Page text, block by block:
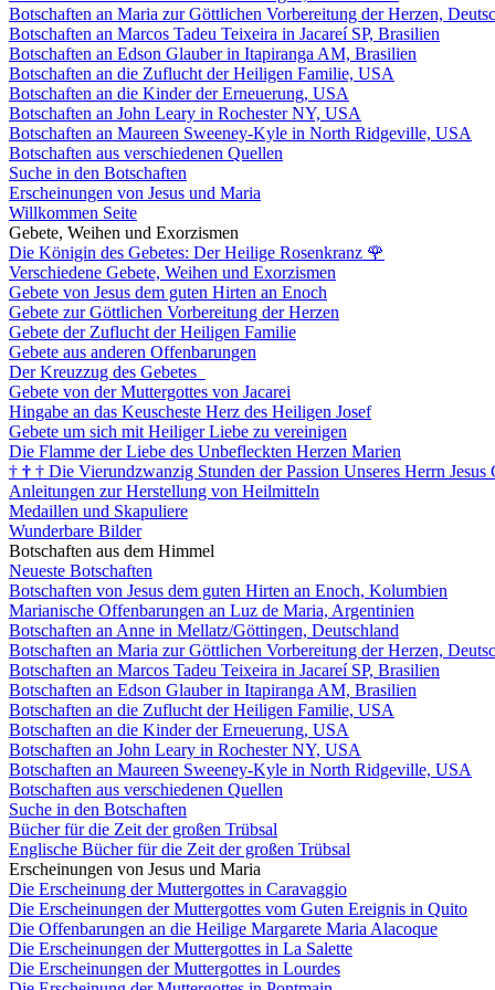
Botschaften an Maria zur Göttlichen Vorbereitung der Herzen,
Botschaften an Marcos Tadeu Teixeira in Jacareí SP, Brasilien
Botschaften an Edson Glauber in Itapiranga AM, Brasilien
Botschaften an die Zuflucht der Heiligen Familie, USA
Botschaften an die Kinder der Erneuerung, USA
Botschaften an John Leary in Rochester NY, USA
Botschaften an Maureen Sweeney-Kyle in North Ridgeville, USA
Botschaften aus verschiedenen Quellen
Suche in den Botschaften
Erscheinungen von Jesus und Maria
Willkommen Seite
Gebete, Weihen und Exorzismen
Die Königin des Gebetes: Der Heilige Rosenkranz 🌹
Verschiedene Gebete, Weihen und Exorzismen
Gebete von Jesus dem guten Hirten an Enoch
Gebete zur Göttlichen Vorbereitung der Herzen
Gebete der Zuflucht der Heiligen Familie
Gebete aus anderen Offenbarungen
Der Kreuzzug des Gebetes
Gebete von der Muttergottes von Jacarei
Hingabe an das Keuscheste Herz des Heiligen Josef
Gebete um sich mit Heiliger Liebe zu vereinigen
Die Flamme der Liebe des Unbefleckten Herzen Marien
† † † Die Vierundzwanzig Stunden der Passion Unseres Herrn Jesus
Anleitungen zur Herstellung von Heilmitteln
Medaillen und Skapuliere
Wunderbare Bilder
Botschaften aus dem Himmel
Neueste Botschaften
Botschaften von Jesus dem guten Hirten an Enoch, Kolumbien
Marianische Offenbarungen an Luz de Maria, Argentinien
Botschaften an Anne in Mellatz/Göttingen, Deutschland
Botschaften an Maria zur Göttlichen Vorbereitung der Herzen,
Botschaften an Marcos Tadeu Teixeira in Jacareí SP, Brasilien
Botschaften an Edson Glauber in Itapiranga AM, Brasilien
Botschaften an die Zuflucht der Heiligen Familie, USA
Botschaften an die Kinder der Erneuerung, USA
Botschaften an John Leary in Rochester NY, USA
Botschaften an Maureen Sweeney-Kyle in North Ridgeville, USA
Botschaften aus verschiedenen Quellen
Suche in den Botschaften
Bücher für die Zeit der großen Trübsal
Englische Bücher für die Zeit der großen Trübsal
Erscheinungen von Jesus und Maria
Die Erscheinung der Muttergottes in Caravaggio
Die Erscheinungen der Muttergottes vom Guten Ereignis in Quito
Die Offenbarungen an die Heilige Margarete Maria Alacoque
Die Erscheinungen der Muttergottes in La Salette
Die Erscheinungen der Muttergottes in Lourdes